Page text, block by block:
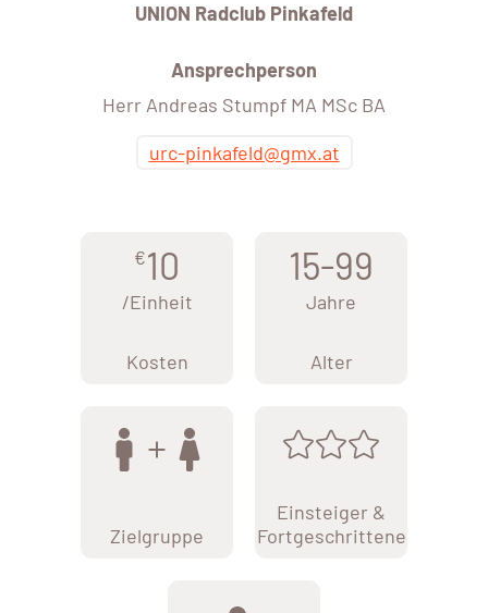
UNION Radclub Pinkafeld
Ansprechperson
Herr Andreas Stumpf MA MSc BA
urc-pinkafeld@gmx.at
€10
/Einheit
Kosten
15-99
Jahre
Alter
Zielgruppe
Einsteiger &
Fortgeschrittene